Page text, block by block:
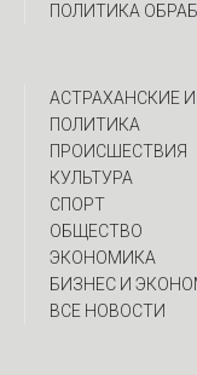
ПОЛИТИКА
АСТРАХАНСКИЕ
ПОЛИТИКА
ПРОИСШЕСТВИЯ
КУЛЬТУРА
СПОРТ
ОБЩЕСТВО
ЭКОНОМИКА
БИЗНЕС И
ВСЕ НОВОСТИ